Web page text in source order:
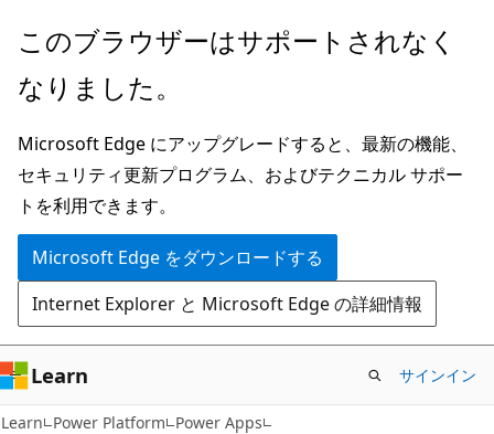
メ
ン
ン
テ
ン
ツ
に
ス
キ
ッ
プ
このブラウザーはサポートされなく
なりました。
Microsoft Edge にアップグレードすると、最新の機能、
セキュリティ更新プログラム、およびテクニカル サポー
トを利用できます。
Microsoft Edge をダウンロードする
Internet Explorer と Microsoft Edge の詳細情報
Learn サインイン
Learn Power Platform Power Apps